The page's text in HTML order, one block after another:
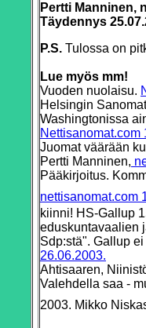
Pertti Manninen,
Täydennys
P.S. Tulossa on
Lue myös mm!
Vuoden nuolaisu.
Helsingin
Washingtonissa
Nettisanomat.com
Juomat väärään
Pertti Manninen,
Pääkirjoitus.
nettisanomat.com
kiinni! HS-Gallup
eduskuntavaalien
Sdp:stä". Gallup
26.06.2003.
Ahtisaaren,
Valehdella saa -
2003. Mikko